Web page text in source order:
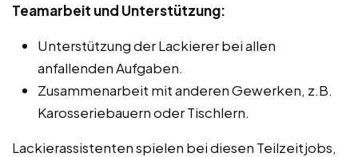
Teamarbeit und Unterstützung:
Unterstützung der Lackierer bei allen
anfallenden Aufgaben.
Zusammenarbeit mit anderen Gewerken, z.B.
Karosseriebauern oder Tischlern.
Lackierassistenten spielen bei diesen Teilzeitjobs,